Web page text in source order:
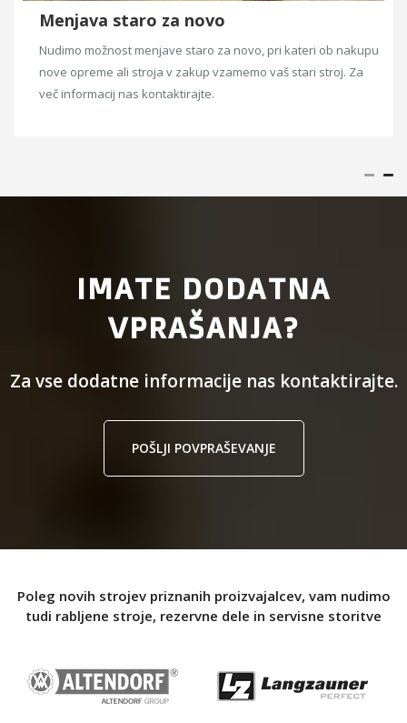
Menjava staro za novo
Nudimo možnost menjave staro za novo, pri kateri ob nakupu
nove opreme ali stroja v zakup vzamemo vaš stari stroj. Za
več informacij nas kontaktirajte.
IMATE DODATNA
VPRAŠANJA?
Za vse dodatne informacije nas kontaktirajte.
POŠLJI POVPRAŠEVANJE
Poleg novih strojev priznanih proizvajalcev, vam nudimo
tudi rabljene stroje, rezervne dele in servisne storitve